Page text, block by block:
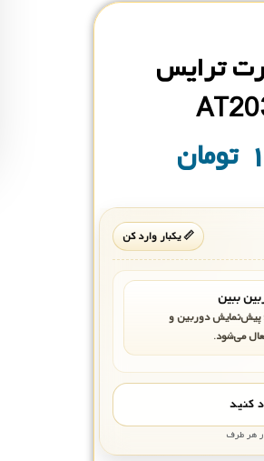
ترایس
تومان
📏 یکبار وارد کن
ببین
پیش‌نمایش دوربین و
می‌شود.
کنید